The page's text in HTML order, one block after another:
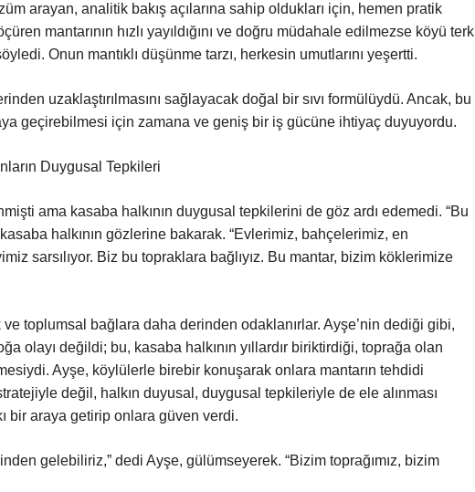
arayan, analitik bakış açılarına sahip oldukları için, hemen pratik
mantarının hızlı yayıldığını ve doğru müdahale edilmezse köyü terk
Onun mantıklı düşünme tarzı, herkesin umutlarını yeşertti.
uzaklaştırılmasını sağlayacak doğal bir sıvı formülüydü. Ancak, bu
geçirebilmesi için zamana ve geniş bir iş gücüne ihtiyaç duyuyordu.
Duygusal Tepkileri
ama kasaba halkının duygusal tepkilerini de göz ardı edemedi. “Bu
halkının gözlerine bakarak. “Evlerimiz, bahçelerimiz, en
sarsılıyor. Biz bu topraklara bağlıyız. Bu mantar, bizim köklerimize
toplumsal bağlara daha derinden odaklanırlar. Ayşe’nin dediği gibi,
olayı değildi; bu, kasaba halkının yıllardır biriktirdiği, toprağa olan
Ayşe, köylülerle birebir konuşarak onlara mantarın tehdidi
değil, halkın duyusal, duygusal tepkileriyle de ele alınması
bir araya getirip onlara güven verdi.
gelebiliriz,” dedi Ayşe, gülümseyerek. “Bizim toprağımız, bizim